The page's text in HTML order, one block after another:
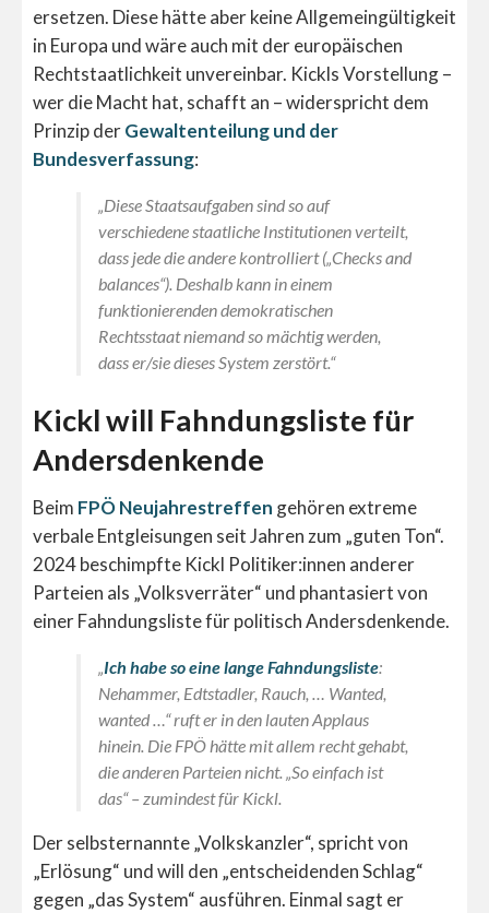
ersetzen. Diese hätte aber keine Allgemeingültigkeit
in Europa und wäre auch mit der europäischen
Rechtstaatlichkeit unvereinbar. Kickls Vorstellung –
wer die Macht hat, schafft an – widerspricht dem
Prinzip derGewaltenteilung und der
Bundesverfassung:
„Diese Staatsaufgaben sind so auf
verschiedene staatliche Institutionen verteilt,
dass jede die andere kontrolliert („Checks and
balances“). Deshalb kann in einem
funktionierenden demokratischen
Rechtsstaat niemand so mächtig werden,
dass er/sie dieses System zerstört.“
Kickl will Fahndungsliste für
Andersdenkende
Beim FPÖ Neujahrestreffen gehören extreme
verbale Entgleisungen seit Jahren zum „guten Ton“.
2024 beschimpfte Kickl Politiker:innen anderer
Parteien als „Volksverräter“ und phantasiert von
einer Fahndungsliste für politisch Andersdenkende.
„Ich habe so eine lange Fahndungsliste:
Nehammer, Edtstadler, Rauch, … Wanted,
wanted …“ruft er in den lauten Applaus
hinein. Die FPÖ hätte mit allem recht gehabt,
die anderen Parteien nicht. „So einfach ist
das“– zumindest für Kickl.
Der selbsternannte „Volkskanzler“, spricht von
„Erlösung“ und will den „entscheidenden Schlag“
gegen „das System“ ausführen. Einmal sagt er